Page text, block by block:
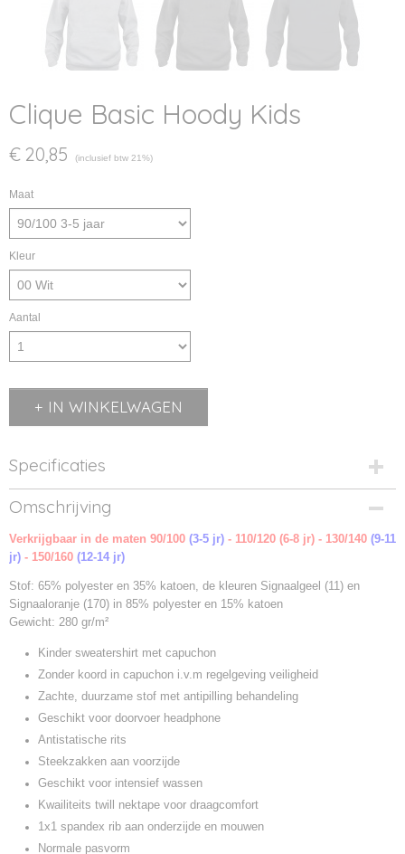
Clique Basic Hoody Kids
€ 20,85 (inclusief btw 21%)
Maat
Kleur
Aantal
IN WINKELWAGEN
Specificaties
Productcode
NW021021-00
Productcode leverancier
021021
Omschrijving
Verkrijgbaar in de maten 90/100 (3-5 jr) - 110/120 (6-8 jr) - 130/140 (9-11
jr) - 150/160 (12-14 jr)
Stof: 65% polyester en 35% katoen, de kleuren Signaalgeel (11) en
Signaaloranje (170) in 85% polyester en 15% katoen
Gewicht: 280 gr/m²
Kinder sweatershirt met capuchon
Zonder koord in capuchon i.v.m regelgeving veiligheid
Zachte, duurzame stof met antipilling behandeling
Geschikt voor doorvoer headphone
Antistatische rits
Steekzakken aan voorzijde
Geschikt voor intensief wassen
Kwailiteits twill nektape voor draagcomfort
1x1 spandex rib aan onderzijde en mouwen
Normale pasvorm